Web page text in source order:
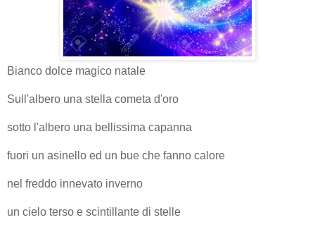
Bianco dolce magico natale
Sull'albero una stella cometa d'oro
sotto l'albero una bellissima capanna
fuori un asinello ed un bue che fanno calore
nel freddo innevato inverno
un cielo terso e scintillante di stelle